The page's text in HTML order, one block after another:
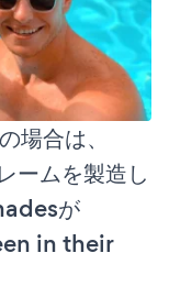
合は、
ームを製造し
が
in their